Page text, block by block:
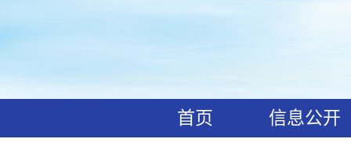
首页
信息公开